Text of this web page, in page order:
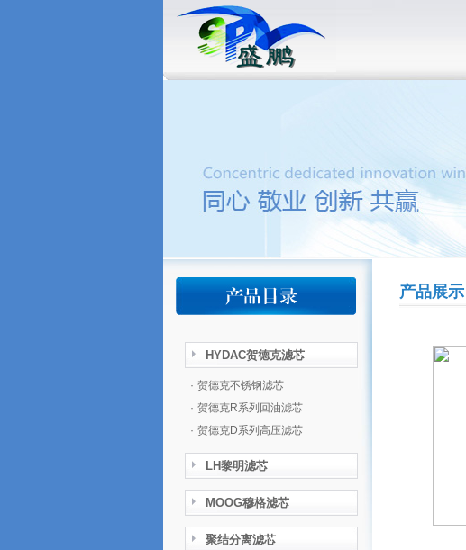
HYDAC贺德克滤芯
· 贺德克不锈钢滤芯
· 贺德克R系列回油滤芯
· 贺德克D系列高压滤芯
LH黎明滤芯
MOOG穆格滤芯
聚结分离滤芯
产品展示